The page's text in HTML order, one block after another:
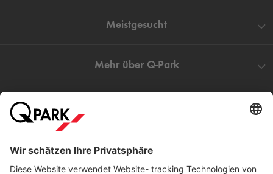
Meistgesucht
Mehr über Q-Park
Direkt zum